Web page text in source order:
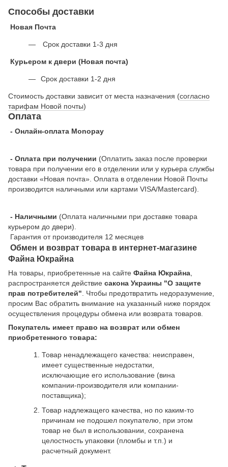
Способы доставки
Новая Почта
Срок доставки 1-3 дня
Курьером к двери (Новая почта)
Срок доставки 1-2 дня
Стоимость доставки зависит от места назначения (согласно
тарифам Новой почты)
Оплата
- Онлайн-оплата Monopay
- Оплата при получении (Оплатить заказ после проверки
товара при получении его в отделении или у курьера службы
доставки «Новая почта». Оплата в отделении Новой Почты
производится наличными или картами VISA/Mastercard).
- Наличными (Оплата наличными при доставке товара
курьером до двери).
Гарантия от производителя 12 месяцев
Обмен и возврат товара в интернет-магазине
Файна Юкрайна
На товары, приобретенные на сайте Файна Юкрайна,
распространяется действие cакона Украины "О защите
прав потребителей". Чтобы предотвратить недоразумение,
просим Вас обратить внимание на указанный ниже порядок
осуществления процедуры обмена или возврата товаров.
Покупатель имеет право на возврат или обмен
приобретенного товара:
Товар ненадлежащего качества: неисправен,
имеет существенные недостатки,
исключающие его использование (вина
компании-производителя или компании-
поставщика);
Товар надлежащего качества, но по каким-то
причинам не подошел покупателю, при этом
товар не был в использовании, сохранена
целостность упаковки (пломбы и т.п.) и
расчетный документ.